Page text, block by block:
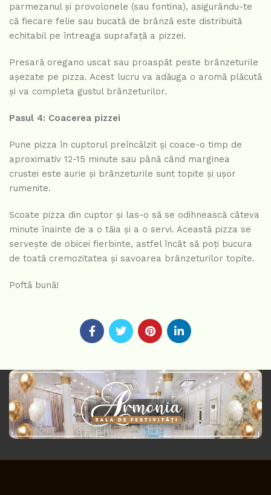
parmezanul și provolonele (sau fontina), asigurându-te
că fiecare felie sau bucată de brânză este distribuită
echitabil pe întreaga suprafață a pizzei.
Presară oregano uscat sau proaspăt peste brânzeturile
așezate pe pizza. Acest lucru va adăuga o aromă plăcută
și va completa gustul brânzeturilor.
Pasul 4: Coacerea pizzei
Pune pizza în cuptorul preîncălzit și coace-o timp de
aproximativ 12-15 minute sau până când marginea
crustei este aurie și brânzeturile sunt topite și ușor
rumenite.
Scoate pizza din cuptor și las-o să se odihnească câteva
minute înainte de a o tăia și a o servi. Această pizza se
servește de obicei fierbinte, astfel încât să poți bucura
de toată cremozitatea și savoarea brânzeturilor topite.
Poftă bună!